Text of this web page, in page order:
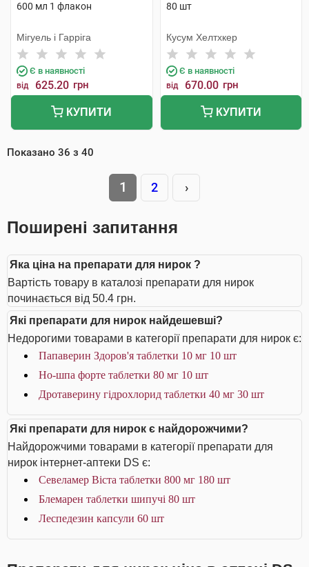
600 мл 1 флакон
Мігуель і Гарріга
Є в наявності
від 625.20 грн
КУПИТИ
80 шт
Кусум Хелтхкер
Є в наявності
від 670.00 грн
КУПИТИ
Показано 36 з 40
1 2 ›
Поширені запитання
Яка ціна на препарати для нирок ?
Вартість товару в каталозі препарати для нирок
починається від 50.4 грн.
Які препарати для нирок найдешевші?
Недорогими товарами в категорії препарати для нирок є:
Папаверин Здоров'я таблетки 10 мг 10 шт
Но-шпа форте таблетки 80 мг 10 шт
Дротаверину гідрохлорид таблетки 40 мг 30 шт
Які препарати для нирок є найдорожчими?
Найдорожчими товарами в категорії препарати для
нирок інтернет-аптеки DS є:
Севеламер Віста таблетки 800 мг 180 шт
Блемарен таблетки шипучі 80 шт
Леспедезин капсули 60 шт